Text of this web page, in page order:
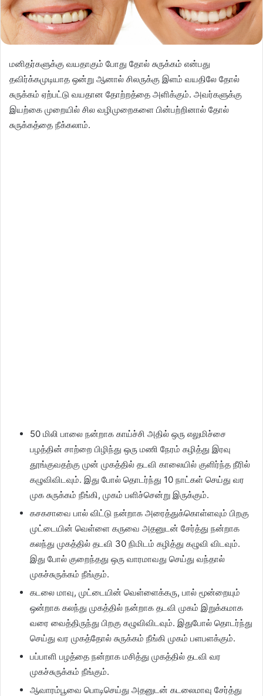
மனிதர்களுக்கு வயதாகும் போது தோல் சுருக்கம் என்பது
தவிர்க்கமுடியாத ஒன்று ஆனால் சிலருக்கு இளம் வயதிலே தோல்
சுருக்கம் ஏற்பட்டு வயதான தோற்றத்தை அளிக்கும். அவர்களுக்கு
இயற்கை முறையில் சில வழிமுறைகளை பின்பற்றினால் தோல்
சுருக்கத்தை நீக்கலாம்.
50 மிலி பாலை நன்றாக காய்ச்சி அதில் ஒரு எலுமிச்சை
பழத்தின் சாற்றை பிழிந்து ஒரு மணி நேரம் கழித்து இரவு
தூங்குவதற்கு முன் முகத்தில் தடவி காலையில் குளிர்ந்த நீரில்
கழுவிவிடவும். இது போல் தொடர்ந்து 10 நாட்கள் செய்து வர
முக சுருக்கம் நீங்கி, முகம் பளிச்சென்று இருக்கும்.
கசகசாவை பால் விட்டு நன்றாக அரைத்துக்கொள்ளவும் பிறகு
முட்டையின் வெள்ளை கருவை அதனுடன் சேர்த்து நன்றாக
கலந்து முகத்தில் தடவி 30 நிமிடம் கழித்து கழுவி விடவும்.
இது போல் குறைந்தது ஒரு வாரமாவது செய்து வந்தால்
முகச்சுருக்கம் நீங்கும்.
கடலை மாவு, முட்டையின் வெள்ளைக்கரு, பால் மூன்றையும்
ஒன்றாக கலந்து முகத்தில் நன்றாக தடவி முகம் இறுக்கமாக
வரை வைத்திருந்து பிறகு கழுவிவிடவும். இதுபோல் தொடர்ந்து
செய்து வர முகத்தோல் சுருக்கம் நீங்கி முகம் பளபளக்கும்.
பப்பாளி பழத்தை நன்றாக மசித்து முகத்தில் தடவி வர
முகச்சுருக்கம் நீங்கும்.
ஆவாரம்பூவை பொடிசெய்து அதனுடன் கடலைமாவு சேர்த்து